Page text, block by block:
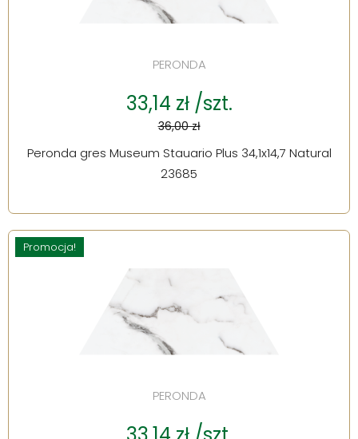
PERONDA
33,14 zł /szt.
36,00 zł
Peronda gres Museum Stauario Plus 34,1x14,7 Natural
23685
Promocja!
PERONDA